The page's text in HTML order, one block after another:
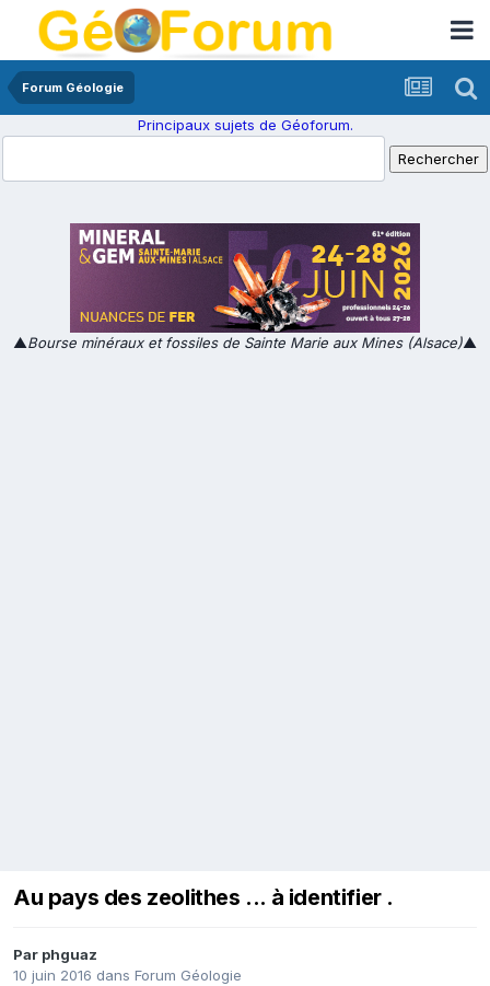
Forum Géologie
Principaux sujets de Géoforum.
▲Bourse minéraux et fossiles de Sainte Marie aux Mines (Alsace)▲
Au pays des zeolithes ... à identifier .
Par phguaz
10 juin 2016 dans Forum Géologie